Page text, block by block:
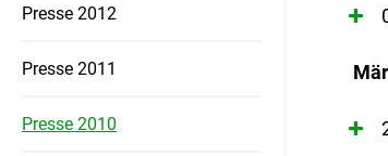
Presse 2012
Presse 2011
Presse 2010